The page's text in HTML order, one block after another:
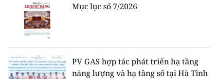
Mục lục số 7/2026
PV GAS hợp tác phát triển hạ tầng
năng lượng và hạ tầng số tại Hà Tĩnh